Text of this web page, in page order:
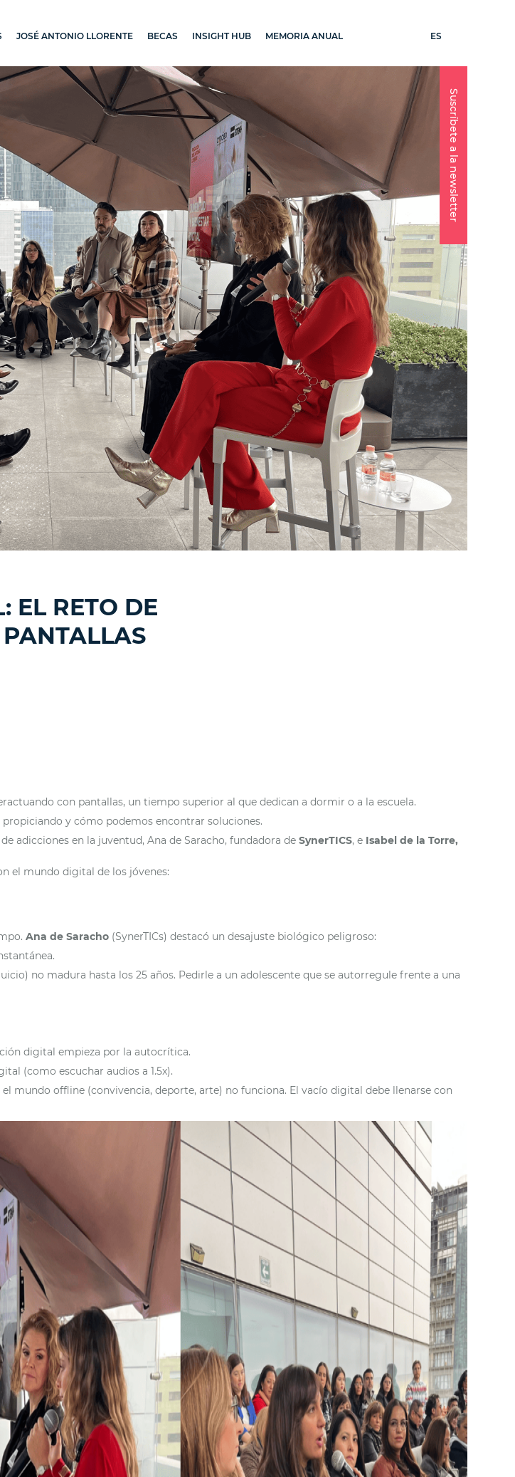
JOSÉ ANTONIO LLORENTE BECAS INSIGHT HUB MEMORIA ANUAL ES
Suscríbete a la newsletter
EL RETO DE
con pantallas, un tiempo superior al que dedican a dormir o a la escuela.
y cómo podemos encontrar soluciones.
adicciones en la juventud, Ana de Saracho, fundadora deSynerTICS, e Isabel de la Torre,
el mundo digital de los jóvenes:
Ana de Saracho (SynerTICs) destacó un desajuste biológico peligroso:
no madura hasta los 25 años. Pedirle a un adolescente que se autorregule frente a una
digital empieza por la autocrítica.
(como escuchar audios a 1.5x).
mundo offline (convivencia, deporte, arte) no funciona. El vacío digital debe llenarse con